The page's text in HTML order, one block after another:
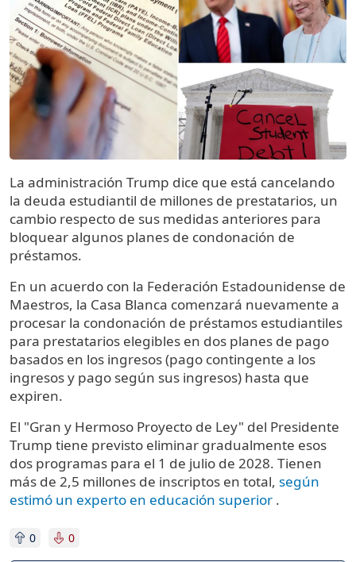
La administración Trump dice que está cancelando
la deuda estudiantil de millones de prestatarios, un
cambio respecto de sus medidas anteriores para
bloquear algunos planes de condonación de
préstamos.
En un acuerdo con la Federación Estadounidense de
Maestros, la Casa Blanca comenzará nuevamente a
procesar la condonación de préstamos estudiantiles
para prestatarios elegibles en dos planes de pago
basados ​​en los ingresos (pago contingente a los
ingresos y pago según sus ingresos) hasta que
expiren.
El "Gran y Hermoso Proyecto de Ley" del Presidente
Trump tiene previsto eliminar gradualmente esos
dos programas para el 1 de julio de 2028. Tienen
más de 2,5 millones de inscriptos en total, según
estimó un experto en educación superior .
0 0